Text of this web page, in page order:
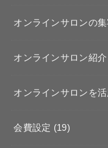
オンラインサロンの集
オンラインサロン紹介
オンラインサロンを
会費設定 (19)